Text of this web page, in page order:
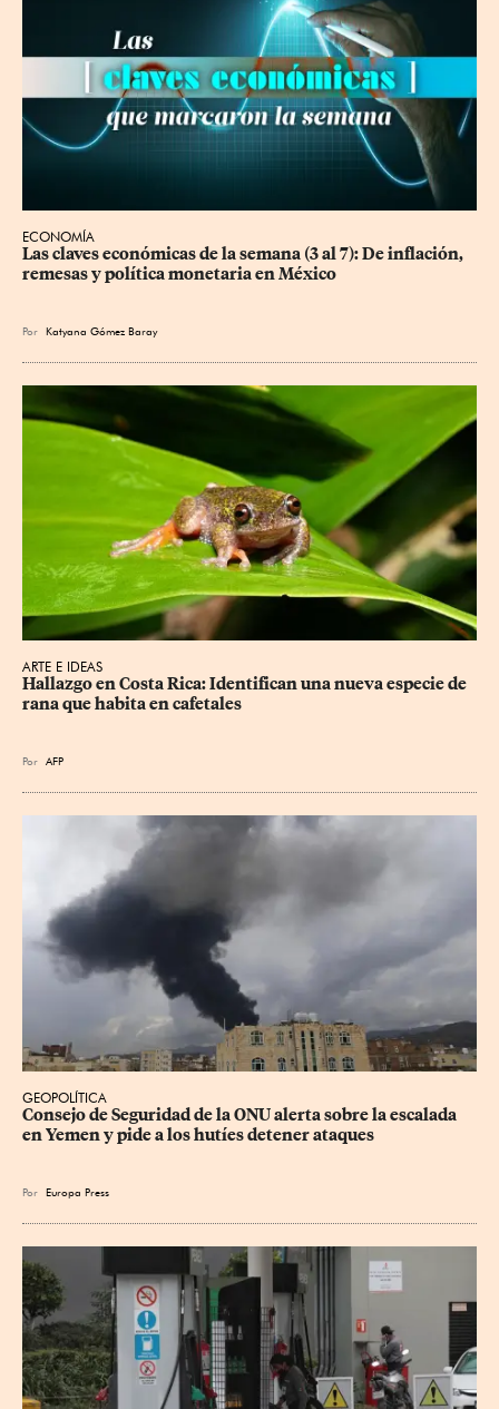
ECONOMÍA
Las claves económicas de la semana (3 al 7): De inflación,
remesas y política monetaria en México
Por Katyana Gómez Baray
ARTE E IDEAS
Hallazgo en Costa Rica: Identifican una nueva especie de
rana que habita en cafetales
Por AFP
GEOPOLÍTICA
Consejo de Seguridad de la ONU alerta sobre la escalada
en Yemen y pide a los hutíes detener ataques
Por Europa Press